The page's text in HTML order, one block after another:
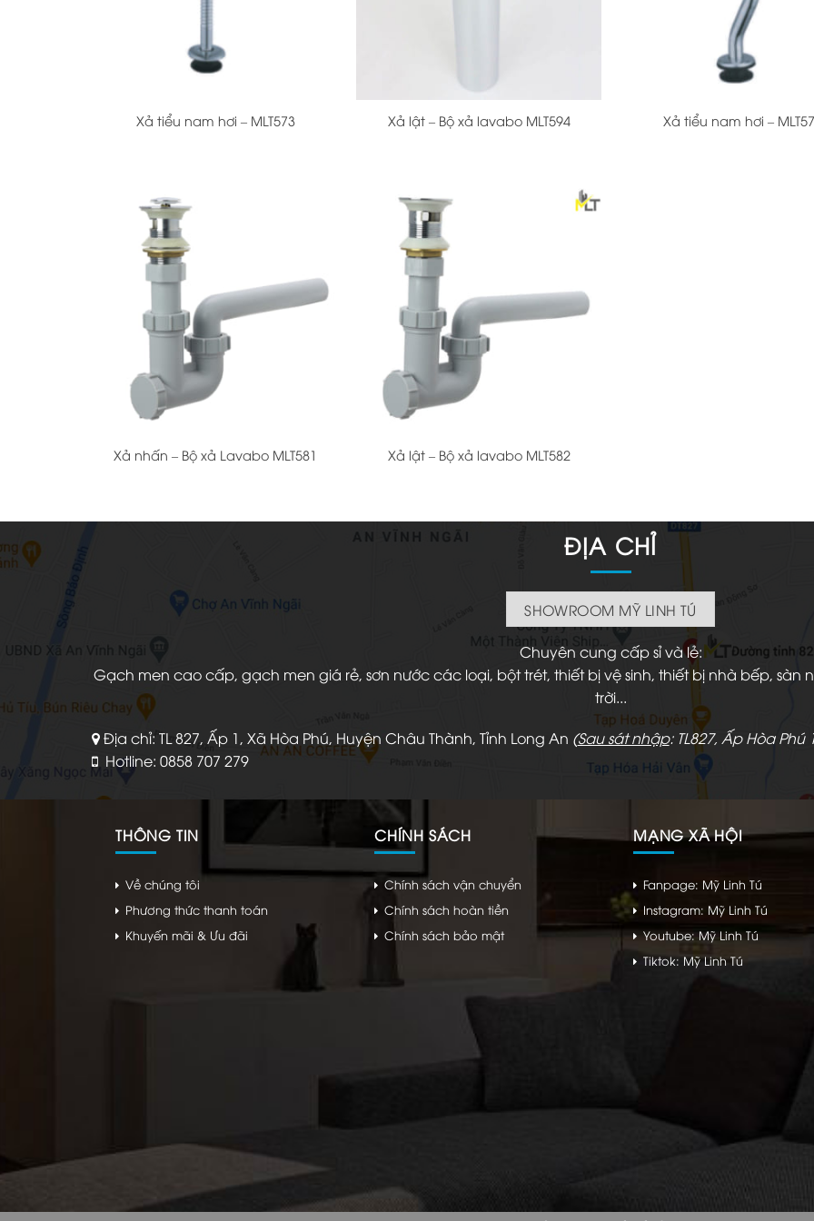
Xả tiểu nam hơi – MLT573 Xả lật – Bộ xả lavabo MLT594 Xả tiểu nam hơi –
Xả nhấn – Bộ xả Lavabo MLT581 Xả lật – Bộ xả lavabo MLT582
ĐỊA CHỈ
SHOWROOM MỸ LINH TÚ
Chuyên cung cấp sỉ và lẻ:
Gạch men cao cấp, gạch men giá rẻ, sơn nước các loại, bột trét, thiết bị vệ sinh, thiết bị nhà bếp,
trời...
Địa chỉ: TL 827, Ấp 1, Xã Hòa Phú, Huyện Châu Thành, Tỉnh Long An (Sau sát nhập: TL827, Ấp Hòa Phú
Hotline: 0858 707 279
THÔNG TIN
Về chúng tôi
Phương thức thanh toán
Khuyến mãi & Ưu đãi
CHÍNH SÁCH
Chính sách vận chuyển
Chính sách hoàn tiền
Chính sách bảo mật
MẠNG XÃ HỘI
Fanpage: Mỹ Linh Tú
Instagram: Mỹ Linh Tú
Youtube: Mỹ Linh Tú
Tiktok: Mỹ Linh Tú